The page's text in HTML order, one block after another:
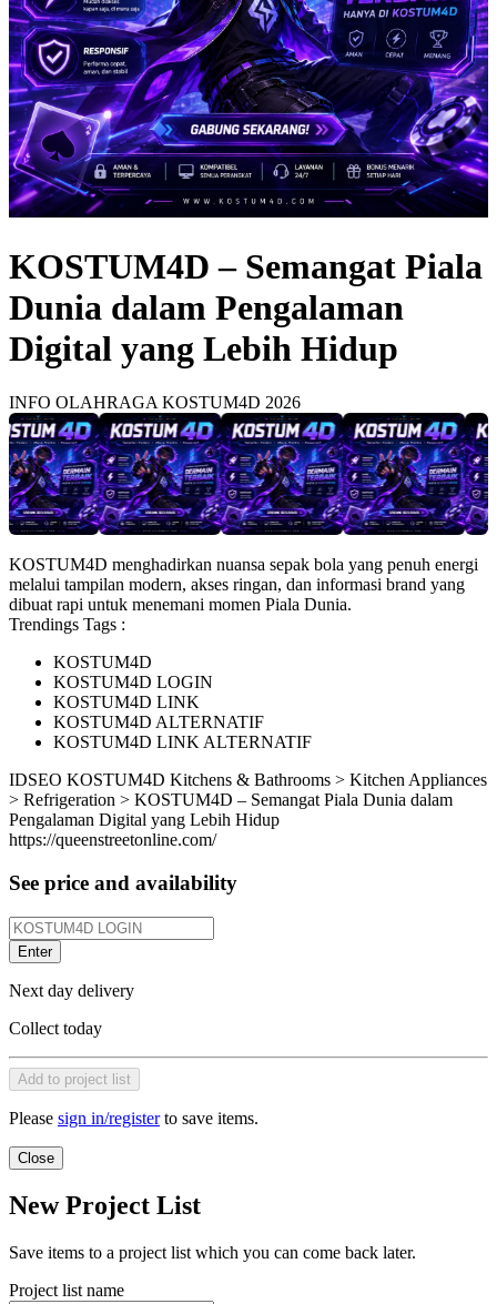
KOSTUM4D – Semangat Piala
Dunia dalam Pengalaman
Digital yang Lebih Hidup
INFO OLAHRAGA KOSTUM4D 2026
KOSTUM4D menghadirkan nuansa sepak bola yang penuh energi
melalui tampilan modern, akses ringan, dan informasi brand yang
dibuat rapi untuk menemani momen Piala Dunia.
Trendings Tags :
KOSTUM4D
KOSTUM4D LOGIN
KOSTUM4D LINK
KOSTUM4D ALTERNATIF
KOSTUM4D LINK ALTERNATIF
IDSEO KOSTUM4D Kitchens & Bathrooms > Kitchen Appliances
> Refrigeration > KOSTUM4D – Semangat Piala Dunia dalam
Pengalaman Digital yang Lebih Hidup
https://queenstreetonline.com/
See price and availability
Enter
Next day delivery
Collect today
Add to project list
Please sign in/registerto save items.
Close
New Project List
Save items to a project list which you can come back later.
Project list name